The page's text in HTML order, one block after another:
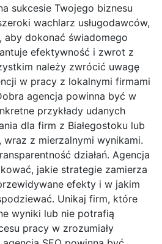
sukcesie Twojego biznesu
wachlarz usługodawców,
dokonać świadomego
efektywność i zwrot z
należy zwrócić uwagę
w pracy z lokalnymi firmami
agencja powinna być w
przykłady udanych
dla firm z Białegostoku lub
z mierzalnymi wynikami.
działań. Agencja
jakie strategie zamierza
efekty i w jakim
Unikaj firm, które
wyniki lub nie potrafią
pracy w zrozumiały